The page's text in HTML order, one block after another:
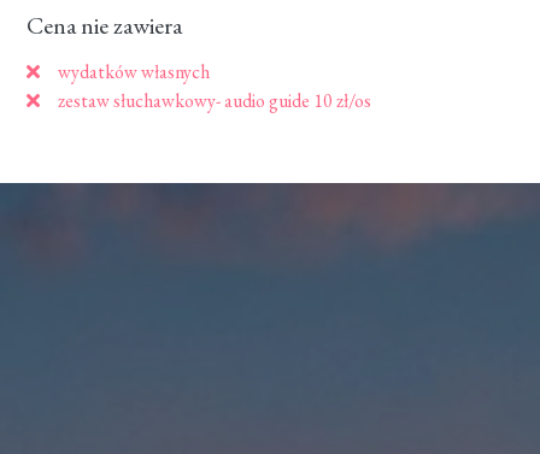
Cena nie zawiera
wydatków własnych
zestaw słuchawkowy- audio guide 10 zł/os